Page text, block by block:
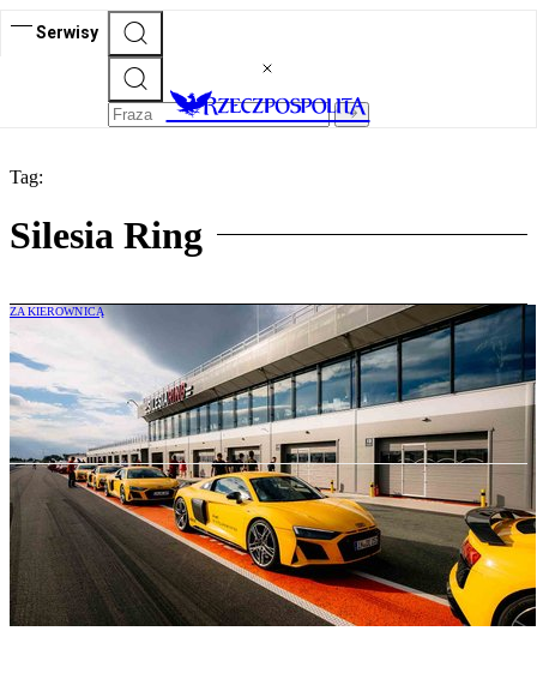
Serwisy
Tag:
Silesia Ring
ZA KIEROWNICĄ
Audi Driving Experience: Przygoda i
lekcja